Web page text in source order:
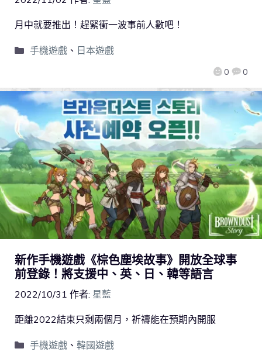
0 0
月中就要推出！趕緊衝一波事前人數吧！
手機遊戲、 日本遊戲
新作手機遊戲《棕色塵埃故事》開放全球事
前登錄！將支援中、英、日、韓等語言
2022/10/31 作者: 星藍
距離2022結束只剩兩個月，祈禱能在預期內開服
手機遊戲、 韓國遊戲